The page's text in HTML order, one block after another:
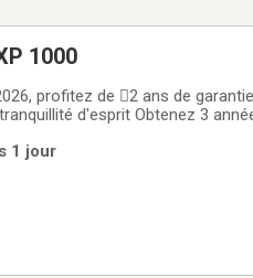
1000
profitez de 2 ans de
d'esprit Obtenez 3
cc, 82
1 jour